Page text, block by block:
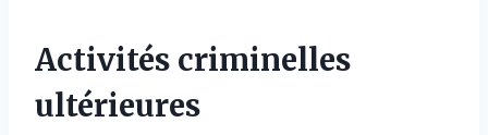
Activités criminelles
ultérieures